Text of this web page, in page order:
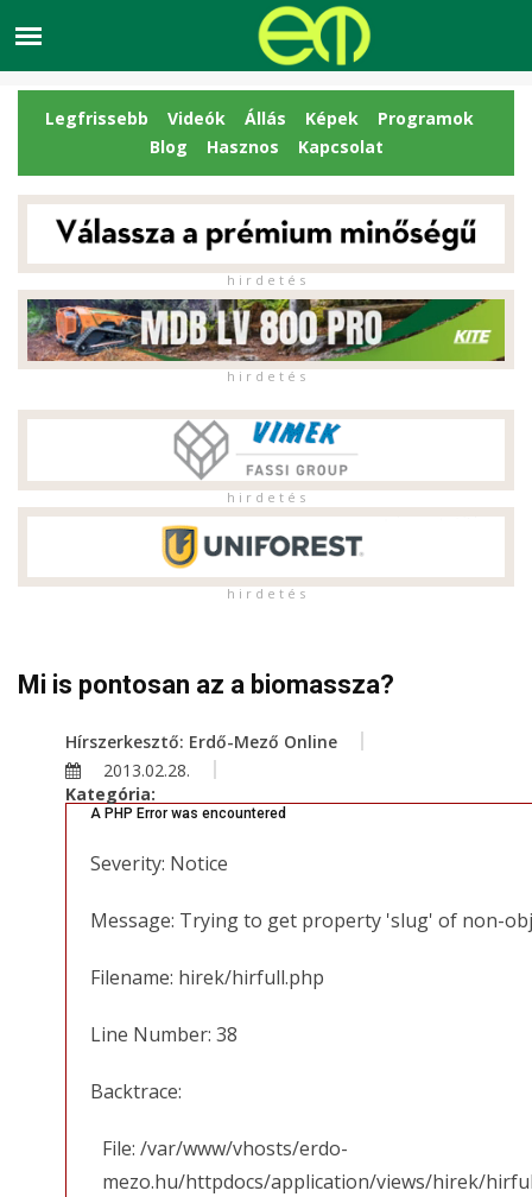
Legfrissebb Videók Állás Képek
Programok
Blog
Hasznos Kapcsolat
h i r d e t é s
h i r d e t é s
h i r d e t é s
h i r d e t é s
Mi is pontosan az a biomassza?
Hírszerkesztő: Erdő-Mező Online
2013.02.28.
Kategória:
A PHP Error was encountered
Severity: Notice
Message: Trying to get property 'slug' of non-
Filename: hirek/hirfull.php
Line Number: 38
Backtrace:
File: /var/www/vhosts/erdo-
mezo.hu/httpdocs/application/views/hirek/